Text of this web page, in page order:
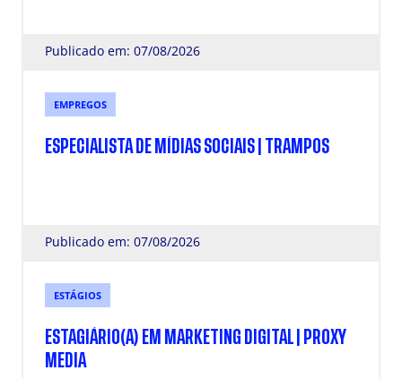
Publicado em: 07/08/2026
EMPREGOS
ESPECIALISTA DE MÍDIAS SOCIAIS | TRAMPOS
Publicado em: 07/08/2026
ESTÁGIOS
ESTAGIÁRIO(A) EM MARKETING DIGITAL | PROXY
MEDIA